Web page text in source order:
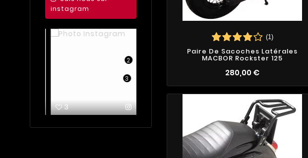
instagram
2
3
3
2
3
4
(1)
Paire De Sacoches Latérales
MACBOR Rockster 125
280,00 €